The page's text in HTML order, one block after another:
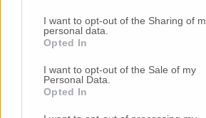
I want to opt-out of the Sharing of
personal data.
Opted In
I want to opt-out of the Sale of my
Personal Data.
Opted In
Commenti
Nessun commento presente
Commenta